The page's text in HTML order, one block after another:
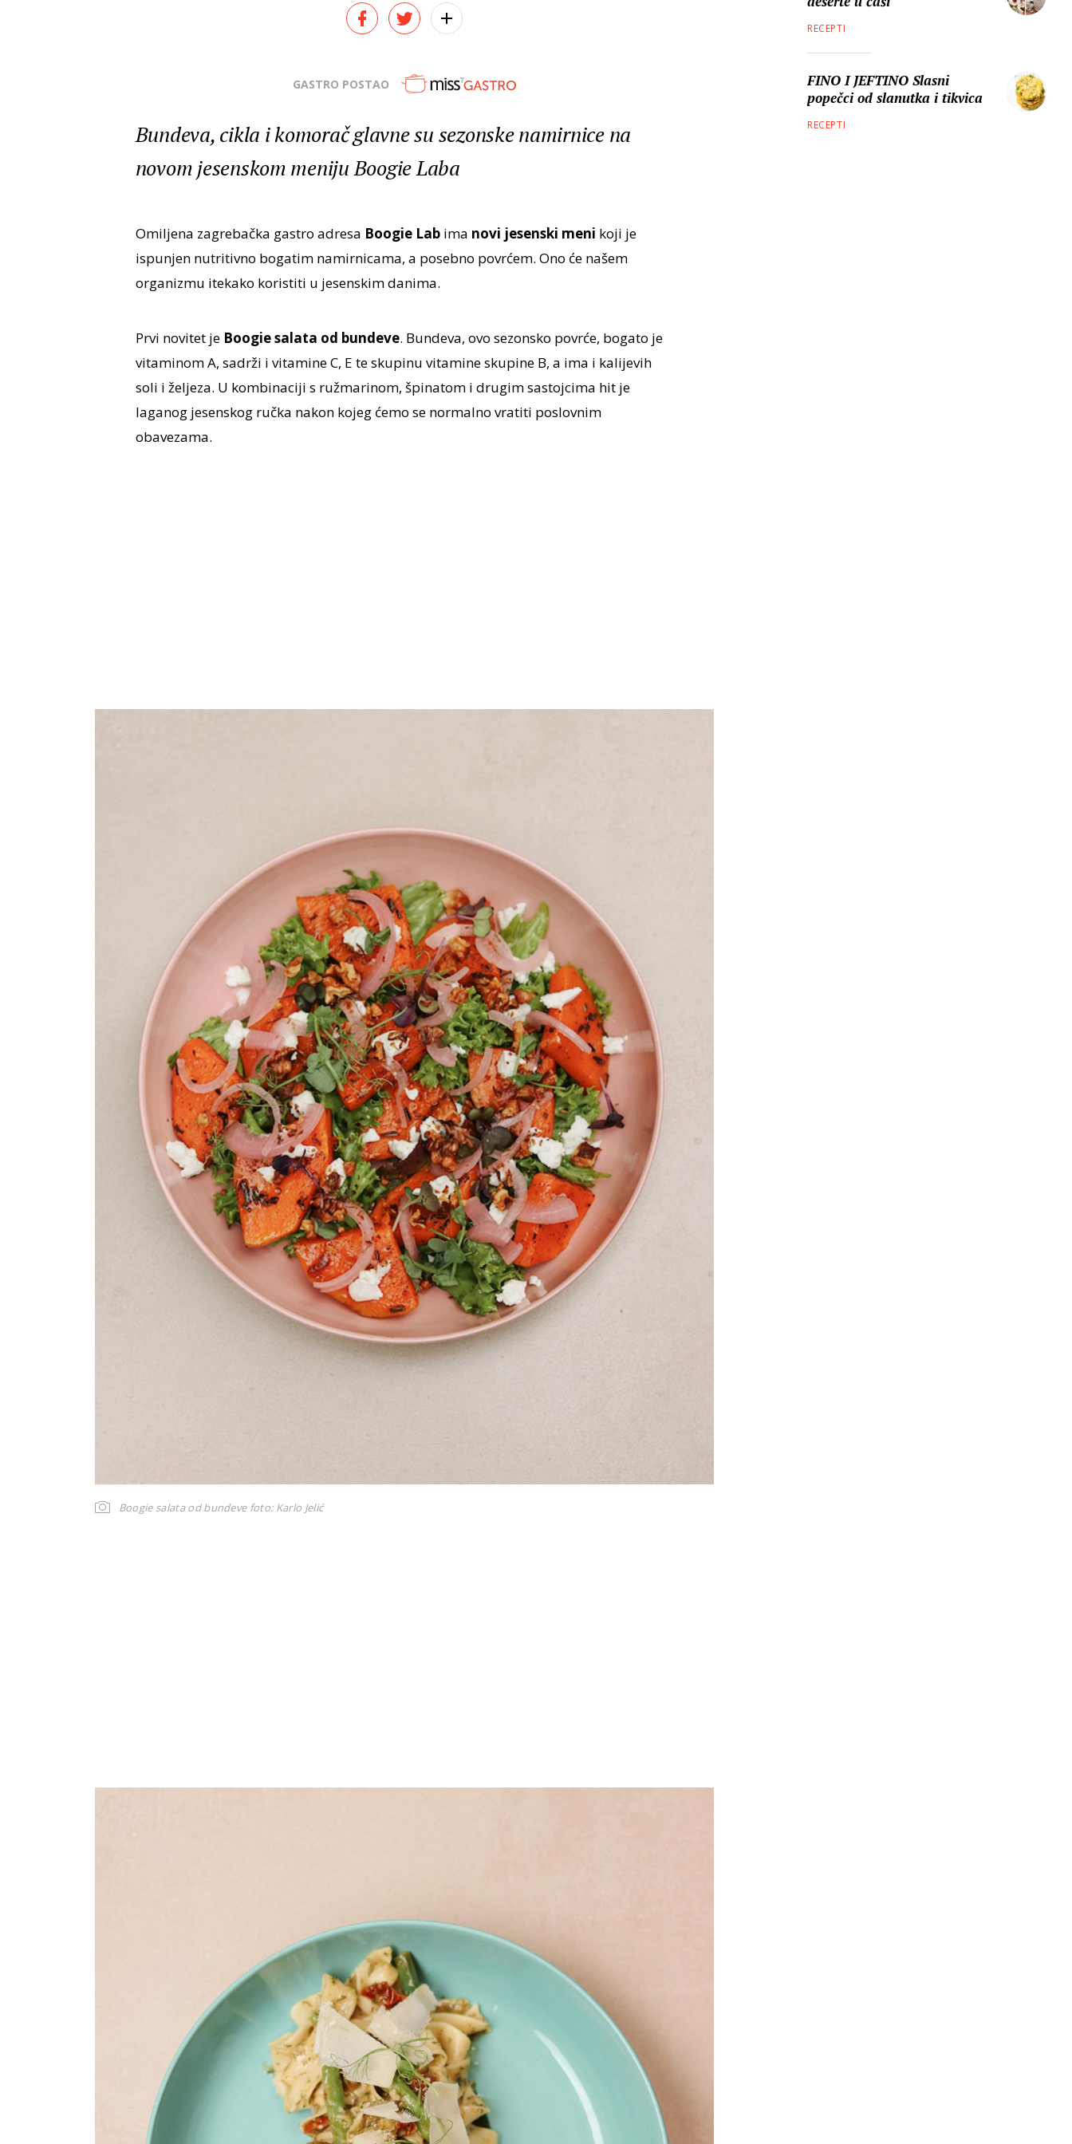
GASTRO POSTAO
Bundeva, cikla i komorač glavne su sezonske namirnice na
novom jesenskom meniju Boogie Laba
Omiljena zagrebačka gastro adresa Boogie Labima novi jesenski meni koji je
ispunjen nutritivno bogatim namirnicama, a posebno povrćem. Ono će našem
organizmu itekako koristiti u jesenskim danima.
Prvi novitet je Boogie salata od bundeve. Bundeva, ovo sezonsko povrće, bogato je
vitaminom A, sadrži i vitamine C, E te skupinu vitamine skupine B, a ima i kalijevih
soli i željeza. U kombinaciji s ružmarinom, špinatom i drugim sastojcima hit je
laganog jesenskog ručka nakon kojeg ćemo se normalno vratiti poslovnim
obavezama.
Boogie salata od bundeve foto: Karlo Jelić
RECEPTI
FINO I JEFTINO Slasni
popečci od slanutka i tikvica
RECEPTI